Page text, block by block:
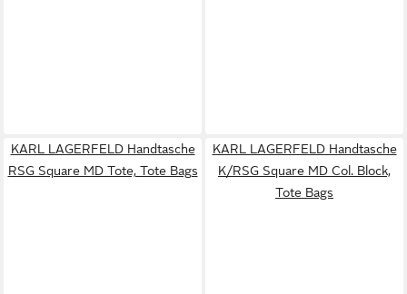
KARL LAGERFELD Handtasche
RSG Square MD Tote, Tote Bags
KARL LAGERFELD Handtasche
K/RSG Square MD Col. Block,
Tote Bags